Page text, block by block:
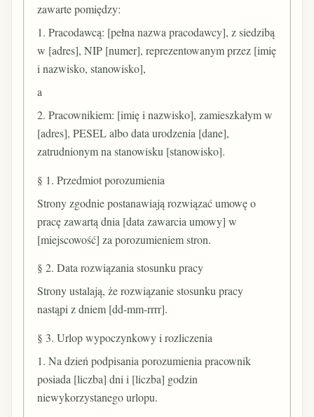
zawarte pomiędzy:
1. Pracodawcą: [pełna nazwa pracodawcy], z siedzibą
w [adres], NIP [numer], reprezentowanym przez [imię
i nazwisko, stanowisko],
a
2. Pracownikiem: [imię i nazwisko], zamieszkałym w
[adres], PESEL albo data urodzenia [dane],
zatrudnionym na stanowisku [stanowisko].
§ 1. Przedmiot porozumienia
Strony zgodnie postanawiają rozwiązać umowę o
pracę zawartą dnia [data zawarcia umowy] w
[miejscowość] za porozumieniem stron.
§ 2. Data rozwiązania stosunku pracy
Strony ustalają, że rozwiązanie stosunku pracy
nastąpi z dniem [dd-mm-rrrr].
§ 3. Urlop wypoczynkowy i rozliczenia
1. Na dzień podpisania porozumienia pracownik
posiada [liczba] dni i [liczba] godzin
niewykorzystanego urlopu.